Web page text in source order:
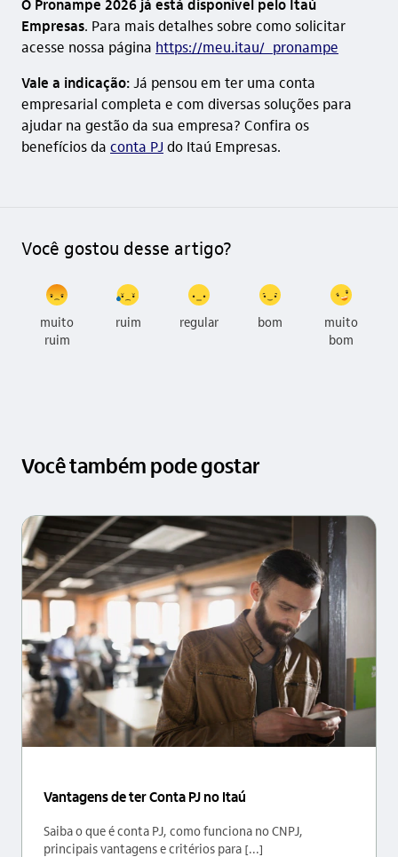
Empresas. Para mais detalhes sobre como solicitar
acesse nossa página https://meu.itau/_pronampe
Vale a indicação:Já pensou em ter uma conta
empresarial completa e com diversas soluções para
ajudar na gestão da sua empresa? Confira os
benefícios da conta PJ do Itaú Empresas.
Você gostou desse artigo?
muito
ruim
ruim regular bom
muito
bom
Você também pode gostar
Vantagens de ter Conta PJ no Itaú
Saiba o que é conta PJ, como funciona no CNPJ,
principais vantagens e critérios para [...]